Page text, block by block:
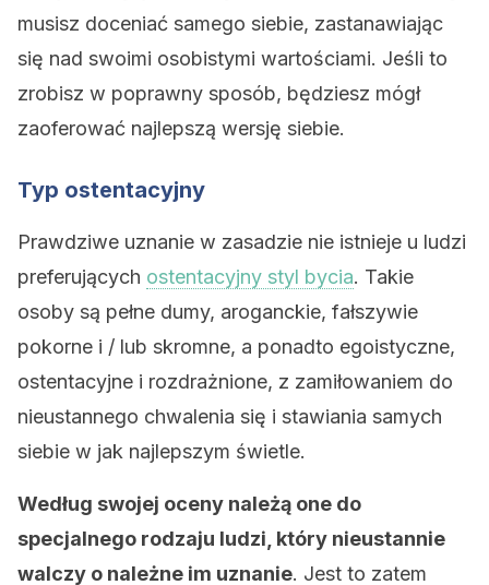
musisz doceniać samego siebie, zastanawiając
się nad swoimi osobistymi wartościami. Jeśli to
zrobisz w poprawny sposób, będziesz mógł
zaoferować najlepszą wersję siebie.
Typ ostentacyjny
Prawdziwe uznanie w zasadzie nie istnieje u ludzi
preferujących ostentacyjny styl bycia. Takie
osoby są pełne dumy, aroganckie, fałszywie
pokorne i / lub skromne, a ponadto egoistyczne,
ostentacyjne i rozdrażnione, z zamiłowaniem do
nieustannego chwalenia się i stawiania samych
siebie w jak najlepszym świetle.
Według swojej oceny należą one do
specjalnego rodzaju ludzi, który nieustannie
walczy o należne im uznanie. Jest to zatem